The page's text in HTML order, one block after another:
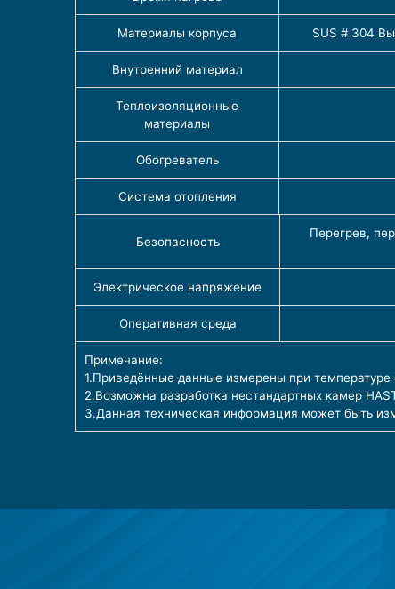
Материалы корпуса SUS # 304
Внутренний материал
Теплоизоляционные
материалы
Обогреватель
Система отопления
Безопасность
Перегрев,
Электрическое напряжение
Оперативная среда
Примечание:
1.Приведённые данные измерены при
2.Возможна разработка нестандартных камер
3.Данная техническая информация может быть